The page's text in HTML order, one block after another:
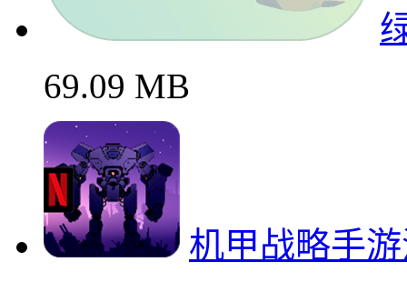
69.09 MB
机甲战略手